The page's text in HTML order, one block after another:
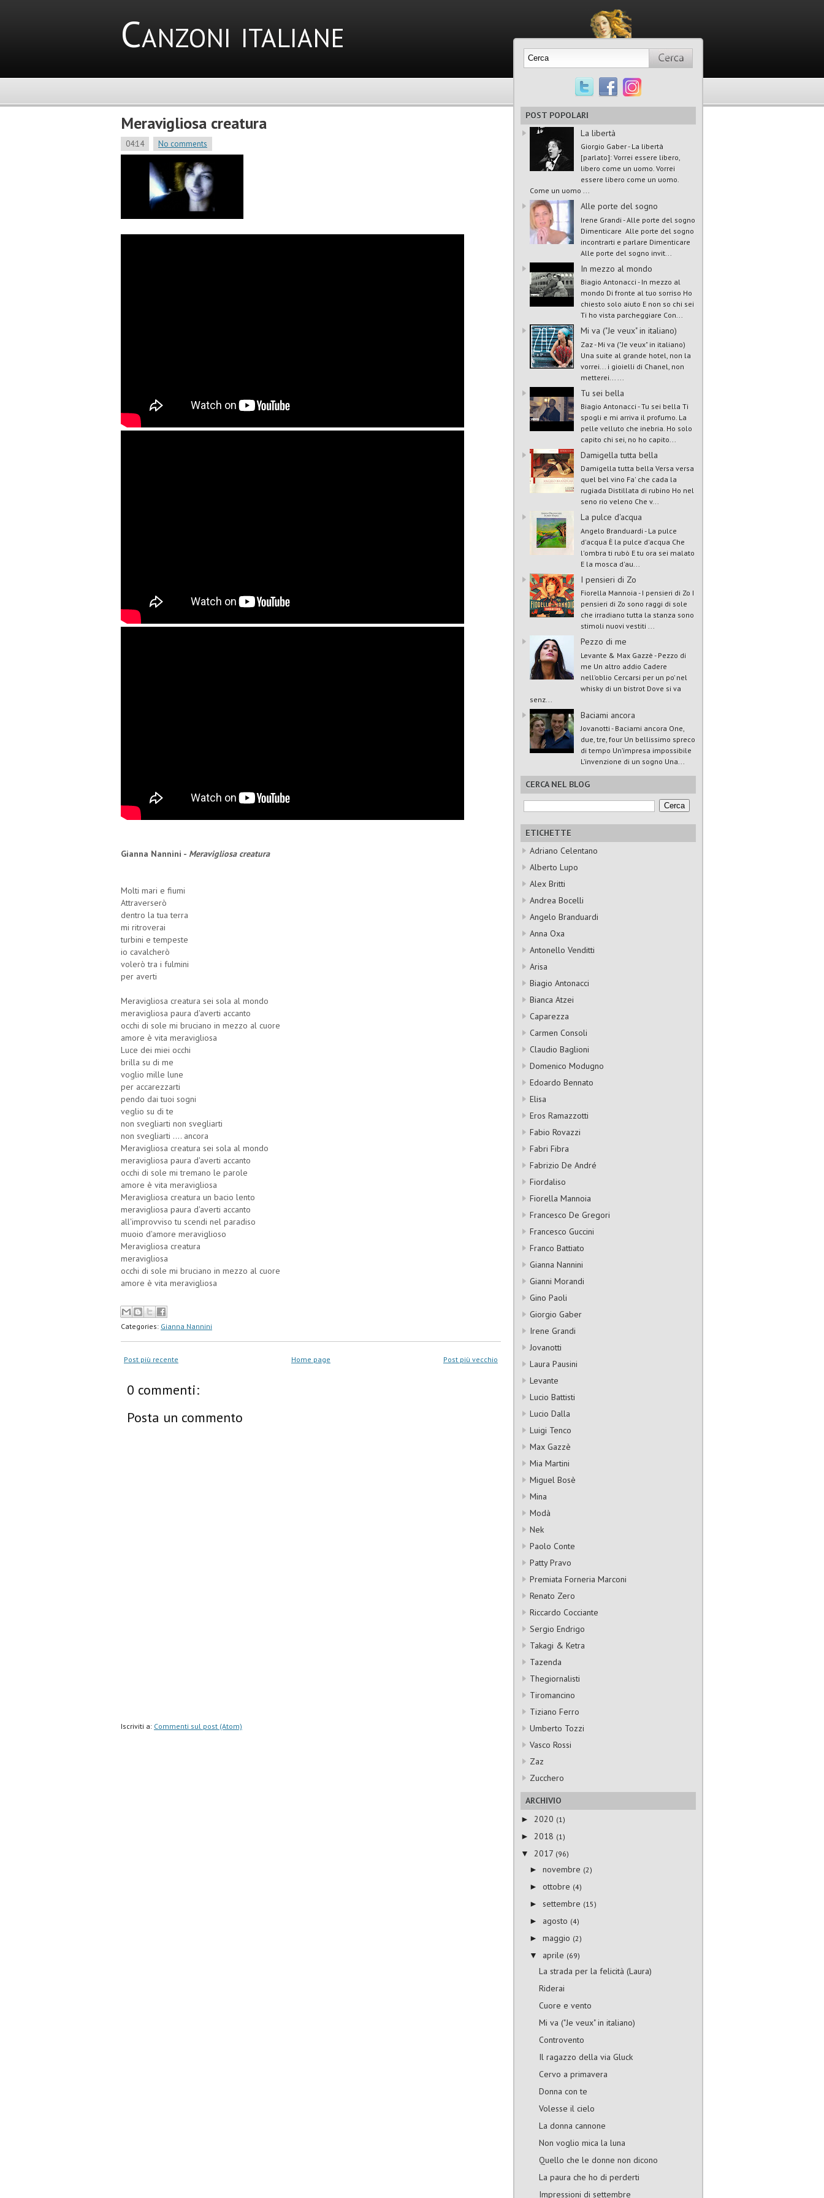
Canzoni italiane
Meravigliosa creatura
04:14 No comments
Gianna Nannini - Meravigliosa creatura
Molti mari e fiumi
Attraverserò
dentro la tua terra
mi ritroverai
turbini e tempeste
io cavalcherò
volerò tra i fulmini
per averti
Meravigliosa creatura sei sola al mondo
meravigliosa paura d'averti accanto
occhi di sole mi bruciano in mezzo al cuore
amore è vita meravigliosa
Luce dei miei occhi
brilla su di me
voglio mille lune
per accarezzarti
pendo dai tuoi sogni
veglio su di te
non svegliarti non svegliarti
non svegliarti .... ancora
Meravigliosa creatura sei sola al mondo
meravigliosa paura d'averti accanto
occhi di sole mi tremano le parole
amore è vita meravigliosa
Meravigliosa creatura un bacio lento
meravigliosa paura d'averti accanto
all'improvviso tu scendi nel paradiso
muoio d'amore meraviglioso
Meravigliosa creatura
meravigliosa
occhi di sole mi bruciano in mezzo al cuore
amore è vita meravigliosa
Categories: Gianna Nannini
Post più recente Post più vecchio
Home page
0 commenti:
Posta un commento
Iscriviti a: Commenti sul post (Atom)
POST POPOLARI
La libertà
Giorgio Gaber - La libertà
[parlato]: Vorrei essere libero,
libero come un uomo. Vorrei
essere libero come un uomo.
Come un uomo ...
Alle porte del sogno
Irene Grandi - Alle porte del sogno
Dimenticare Alle porte del sogno
incontrarti e parlare Dimenticare
Alle porte del sogno invit...
In mezzo al mondo
Biagio Antonacci - In mezzo al
mondo Di fronte al tuo sorriso Ho
chiesto solo aiuto E non so chi sei
Ti ho vista parcheggiare Con...
Mi va ("Je veux" in italiano)
Zaz - Mi va ("Je veux" in italiano)
Una suite al grande hotel, non la
vorrei... i gioielli di Chanel, non
metterei... ...
Tu sei bella
Biagio Antonacci - Tu sei bella Ti
spogli e mi arriva il profumo. La
pelle velluto che inebria. Ho solo
capito chi sei, no ho capito...
Damigella tutta bella
Damigella tutta bella Versa versa
quel bel vino Fa' che cada la
rugiada Distillata di rubino Ho nel
seno rio veleno Che v...
La pulce d'acqua
Angelo Branduardi - La pulce
d'acqua È la pulce d'acqua Che
l'ombra ti rubò E tu ora sei malato
E la mosca d'au...
I pensieri di Zo
Fiorella Mannoia - I pensieri di Zo I
pensieri di Zo sono raggi di sole
che irradiano tutta la stanza sono
stimoli nuovi vestiti ...
Pezzo di me
Levante & Max Gazzè - Pezzo di
me Un altro addio Cadere
nell’oblio Cercarsi per un po’ nel
whisky di un bistrot Dove si va
senz...
Baciami ancora
Jovanotti - Baciami ancora One,
due, tre, four Un bellissimo spreco
di tempo Un’impresa impossibile
L’invenzione di un sogno Una...
CERCA NEL BLOG
ETICHETTE
Adriano Celentano
Alberto Lupo
Alex Britti
Andrea Bocelli
Angelo Branduardi
Anna Oxa
Antonello Venditti
Arisa
Biagio Antonacci
Bianca Atzei
Caparezza
Carmen Consoli
Claudio Baglioni
Domenico Modugno
Edoardo Bennato
Elisa
Eros Ramazzotti
Fabio Rovazzi
Fabri Fibra
Fabrizio De André
Fiordaliso
Fiorella Mannoia
Francesco De Gregori
Francesco Guccini
Franco Battiato
Gianna Nannini
Gianni Morandi
Gino Paoli
Giorgio Gaber
Irene Grandi
Jovanotti
Laura Pausini
Levante
Lucio Battisti
Lucio Dalla
Luigi Tenco
Max Gazzè
Mia Martini
Miguel Bosè
Mina
Modà
Nek
Paolo Conte
Patty Pravo
Premiata Forneria Marconi
Renato Zero
Riccardo Cocciante
Sergio Endrigo
Takagi & Ketra
Tazenda
Thegiornalisti
Tiromancino
Tiziano Ferro
Umberto Tozzi
Vasco Rossi
Zaz
Zucchero
ARCHIVIO
► 2020 (1)
► 2018 (1)
▼ 2017 (96)
►novembre (2)
►ottobre (4)
► settembre (15)
► agosto (4)
►maggio (2)
▼ aprile (69)
La strada per la felicità (Laura)
Riderai
Cuore e vento
Mi va ("Je veux" in italiano)
Controvento
Il ragazzo della via Gluck
Cervo a primavera
Donna con te
Volesse il cielo
La donna cannone
Non voglio mica la luna
Quello che le donne non dicono
La paura che ho di perderti
Impressioni di settembre